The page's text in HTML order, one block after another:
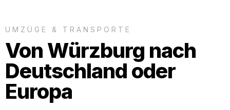
UMZÜGE & TRANSPORTE
Von Würzburg nach
Deutschland oder
Europa